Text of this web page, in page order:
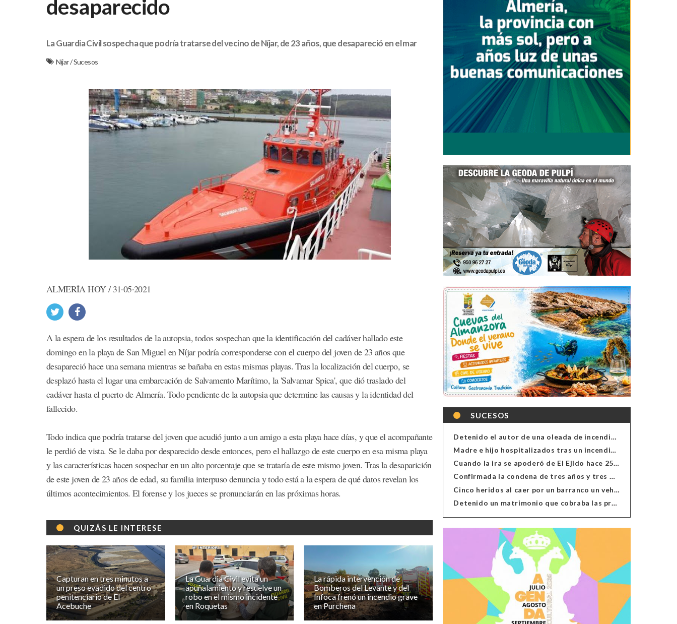
desaparecido
La Guardia Civil sospecha que podría tratarse del vecino de Níjar, de 23 años, que desapareció en el mar
Níjar/Sucesos
ALMERÍA HOY / 31·05·2021
A la espera de los resultados de la autopsia, todos sospechan que la identificación del cadáver hallado este
domingo en la playa de San Miguel en Níjar podría corresponderse con el cuerpo del joven de 23 años que
desapareció hace una semana mientras se bañaba en estas mismas playas. Tras la localización del cuerpo, se
desplazó hasta el lugar una embarcación de Salvamento Marítimo, la 'Salvamar Spica', que dió traslado del
cadáver hasta el puerto de Almería. Todo pendiente de la autopsia que determine las causas y la identidad del
fallecido.
Todo indica que podría tratarse del joven que acudió junto a un amigo a esta playa hace días, y que el acompañante
le perdió de vista. Se le daba por desparecido desde entonces, pero el hallazgo de este cuerpo en esa misma playa
y las características hacen sospechar en un alto porcentaje que se trataría de este mismo joven. Tras la desaparición
de este joven de 23 años de edad, su familia interpuso denuncia y todo está a la espera de qué datos revelan los
últimos acontecimientos. El forense y los jueces se pronunciarán en las próximas horas.
QUIZÁS LE INTERESE
Capturan en tres minutos a
un preso evadido del centro
penitenciario de El
Acebuche
La Guardia Civil evita un
apuñalamiento y resuelve un
robo en el mismo incidente
en Roquetas
La rápida intervención de
Bomberos del Levante y del
Infoca frenó un incendio grave
en Purchena
SUCESOS
Detenido el autor de una oleada de incendios de contenedores en Almería
Madre e hijo hospitalizados tras un incendio en la cocina de una vivienda en Almería
Cuando la ira se apoderó de El Ejido hace 25 años
Confirmada la condena de tres años y tres meses al hombre de Antas acusado de xenofobia
Cinco heridos al caer por un barranco un vehículo en Alcolea
Detenido un matrimonio que cobraba las prestaciones de ilegales en Almería, Granada, Málaga, Huelva y Murcia